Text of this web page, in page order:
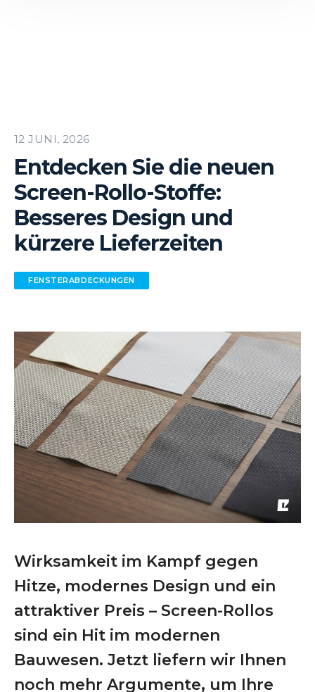
12 JUNI, 2026
Entdecken Sie die neuen
Screen-Rollo-Stoffe:
Besseres Design und
kürzere Lieferzeiten
FENSTER­ABDECKUNGEN
Wirksamkeit im Kampf gegen
Hitze, modernes Design und ein
attraktiver Preis – Screen-Rollos
sind ein Hit im modernen
Bauwesen. Jetzt liefern wir Ihnen
noch mehr Argumente, um Ihre